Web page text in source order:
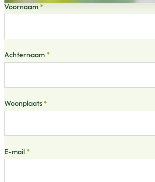
Sectie
Voornaam*
Achternaam*
Woonplaats*
E-mail*